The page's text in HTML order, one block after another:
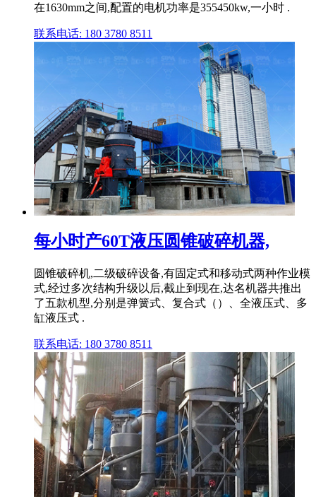
在1630mm之间,配置的电机功率是355450kw,一小时 .
联系电话: 180 3780 8511
每小时产60T液压圆锥破碎机器,
圆锥破碎机,二级破碎设备,有固定式和移动式两种作业模
式,经过多次结构升级以后,截止到现在,达名机器共推出
了五款机型,分别是弹簧式、复合式（）、全液压式、多
缸液压式 .
联系电话: 180 3780 8511